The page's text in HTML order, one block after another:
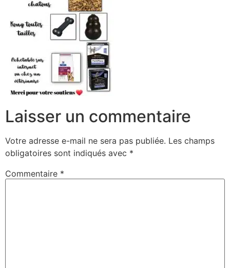
Laisser un commentaire
Votre adresse e-mail ne sera pas publiée. Les champs
obligatoires sont indiqués avec *
Commentaire *